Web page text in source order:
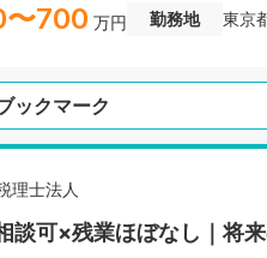
700 万円 勤務地 東京
ックマーク
理士法人
談可×残業ほぼなし｜将